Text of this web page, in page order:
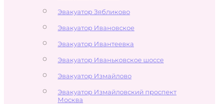
Эвакуатор Зябликово
Эвакуатор Ивановское
Эвакуатор Ивантеевка
Эвакуатор Иваньковское шоссе
Эвакуатор Измайлово
Эвакуатор Измайловский проспект
Москва